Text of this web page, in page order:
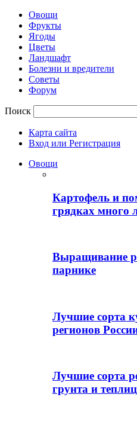
Овощи
Фрукты
Ягоды
Цветы
Ландшафт
Болезни и вредители
Советы
Форум
Поиск
Карта сайта
Вход или Регистрация
Овощи
Картофель и
грядках много
Выращивание
парнике
Лучшие сорта
регионов
Лучшие сорта
грунта и теплиц